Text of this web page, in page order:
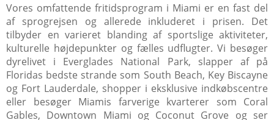
Vores omfattende fritidsprogram i Miami er en fast del
af sprogrejsen og allerede inkluderet i prisen. Det
tilbyder en varieret blanding af sportslige aktiviteter,
kulturelle højdepunkter og fælles udflugter. Vi besøger
dyrelivet i Everglades National Park, slapper af på
Floridas bedste strande som South Beach, Key Biscayne
og Fort Lauderdale, shopper i eksklusive indkøbscentre
eller besøger Miamis farverige kvarterer som Coral
Gables, Downtown Miami og Coconut Grove og ser